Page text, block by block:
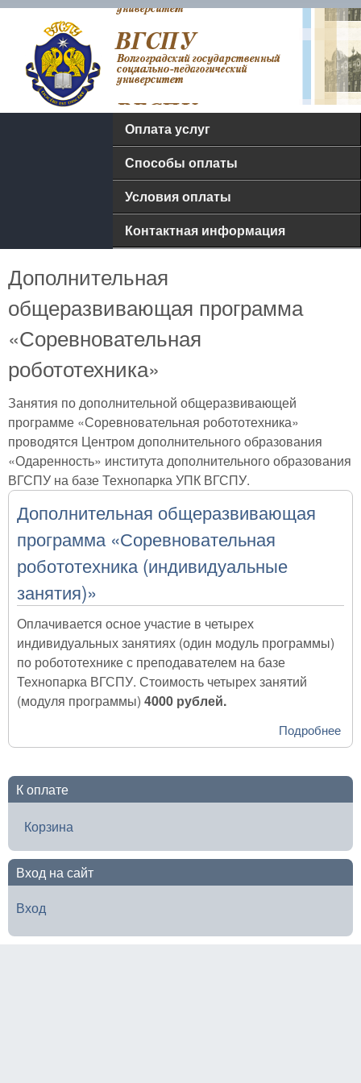
Перейти к основному
содержанию
Оплата
услуг
ФГБОУ
"ВГСПУ"
Оплата услуг
Способы оплаты
Условия оплаты
Контактная информация
Дополнительная
общеразвивающая программа
«Соревновательная
робототехника»
Занятия по дополнительной общеразвивающей
программе «Соревновательная робототехника»
проводятся Центром дополнительного образования
«Одаренность» института дополнительного образования
ВГСПУ на базе Технопарка УПК ВГСПУ.
Дополнительная общеразвивающая
программа «Соревновательная
робототехника (индивидуальные
занятия)»
Оплачивается осное участие в четырех
индивидуальных занятиях (один модуль программы)
по робототехнике с преподавателем на базе
Технопарка ВГСПУ. Стоимость четырех занятий
(модуля программы) 4000 рублей.
Подробнее
К оплате
Корзина
Вход на сайт
Вход